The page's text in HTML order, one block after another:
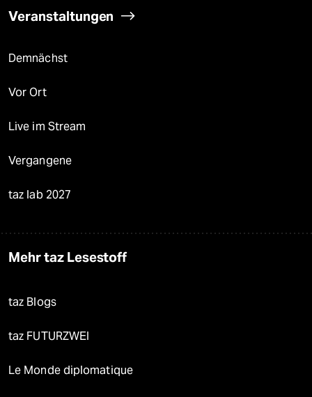
Veranstaltungen
Demnächst
Vor Ort
Live im Stream
Vergangene
taz lab 2027
Mehr taz Lesestoff
taz Blogs
taz FUTURZWEI
Le Monde diplomatique